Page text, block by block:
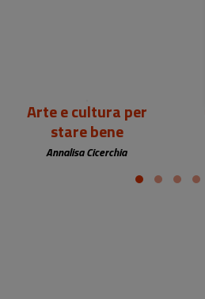
Arte e cultura per
stare bene
Annalisa Cicerchia